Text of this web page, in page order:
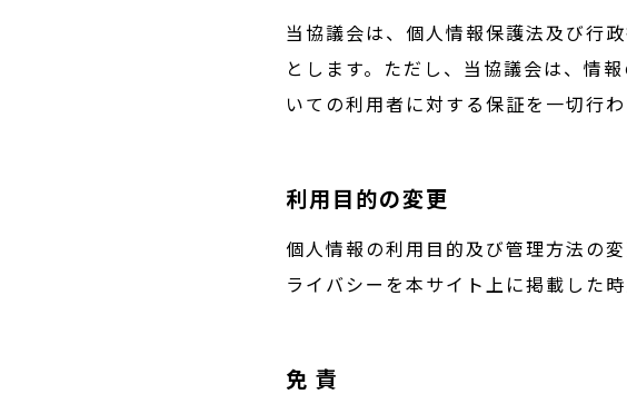
当協議会は、個人情報保護法及び行
とします。ただし、当協議会は、情
いての利用者に対する保証を一切行わ
利用目的の変更
個人情報の利用目的及び管理方法の
ライバシーを本サイト上に掲載した
免 責